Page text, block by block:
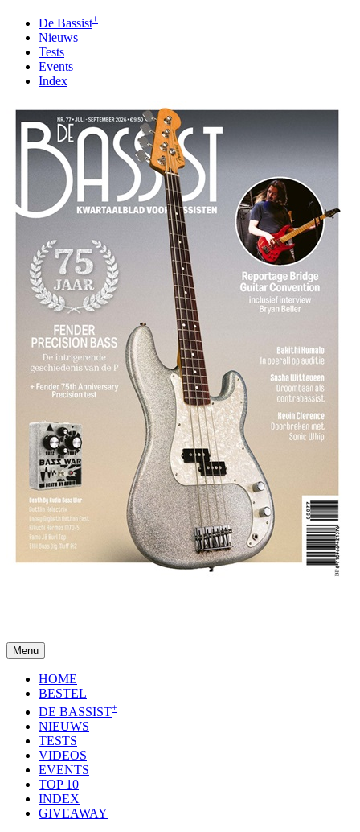
De Bassist+
Nieuws
Tests
Events
Index
Menu
HOME
BESTEL
DE BASSIST+
NIEUWS
TESTS
VIDEOS
EVENTS
TOP 10
INDEX
GIVEAWAY